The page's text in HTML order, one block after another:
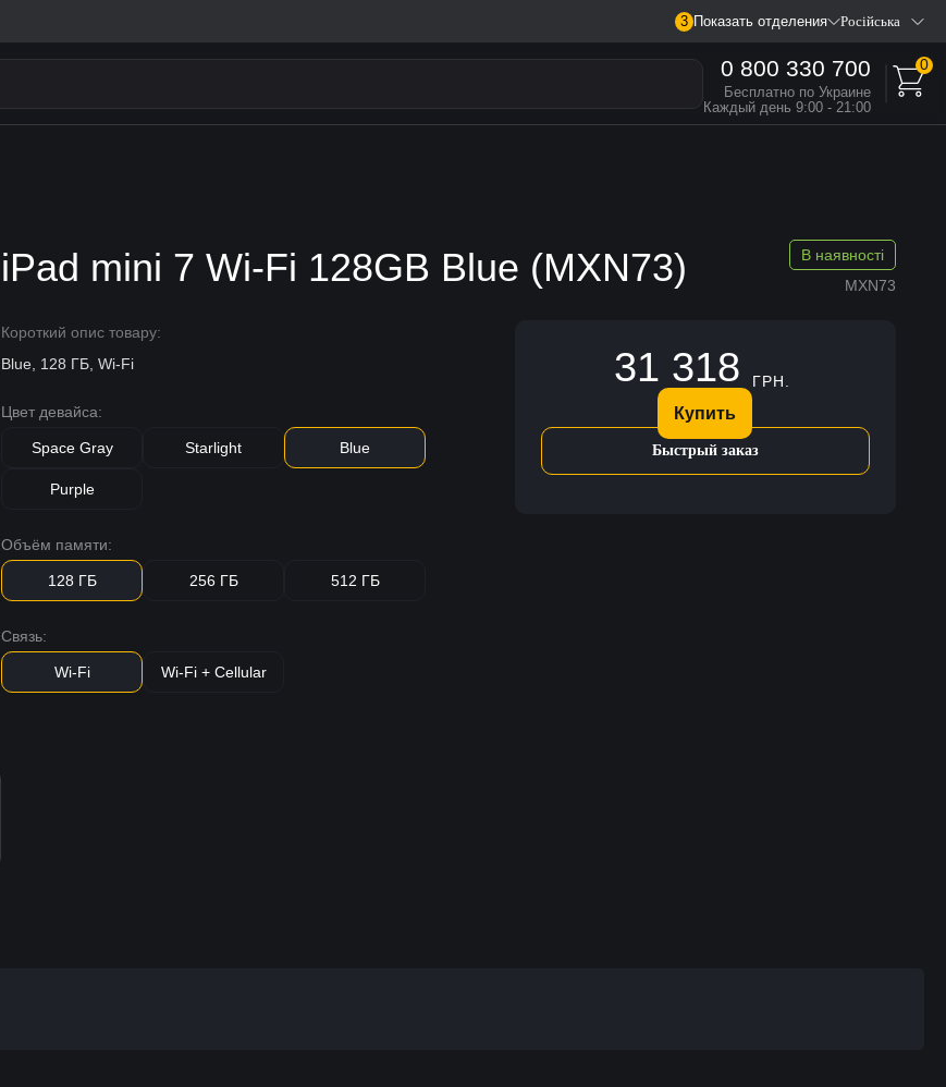
3 Показать отделения Російська
0 800 330 700
Бесплатно по Украине
Каждый день 9:00 - 21:00
0
iPad mini 7 Wi-Fi 128GB Blue (MXN73) MXN73
В наявності
Короткий опис товару:
Blue, 128 ГБ, Wi-Fi
Цвет девайса:
Space Gray Starlight Blue
Purple
Объём памяти:
128 ГБ 256 ГБ 512 ГБ
Связь:
Wi-Fi Wi-Fi + Cellular
31 318 ГРН.
Купить
Быстрый заказ